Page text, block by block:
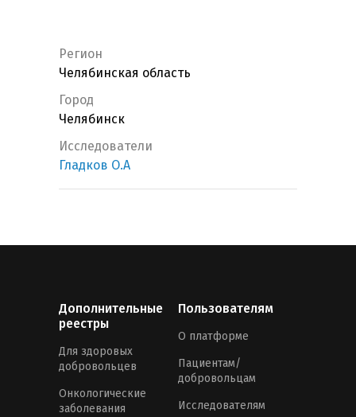
Регион
Челябинская область
Город
Челябинск
Исследователи
Гладков О.А
Дополнительные
реестры
Для здоровых
добровольцев
Онкологические
заболевания
Пользователям
О платформе
Пациентам/
добровольцам
Исследователям